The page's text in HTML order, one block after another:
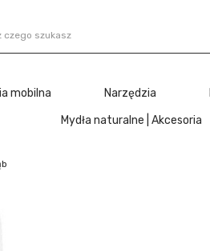
mobilna Narzędzia
Mydła naturalne | Akcesoria